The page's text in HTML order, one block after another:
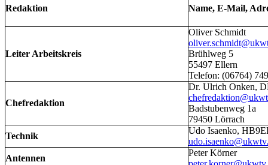
Redaktion Name, E-Mail,
Leiter Arbeitskreis
Oliver Schmidt
Brühlweg 5
55497 Ellern
Telefon: (06764)
Chefredaktion
Dr. Ulrich Onken,
Badstubenweg 1a
79450 Lörrach
Technik
Udo Isaenko,
Antennen
Peter Körner